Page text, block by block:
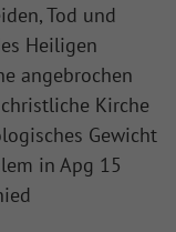
Tod und
Heiligen
angebrochen
Kirche
Gewicht
in Apg 15